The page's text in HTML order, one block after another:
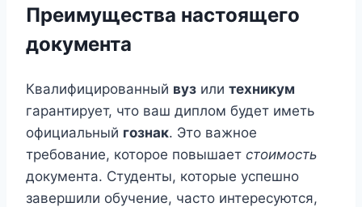
Преимущества настоящего
документа
Квалифицированный вуз или техникум
гарантирует, что ваш диплом будет иметь
официальный гознак. Это важное
требование, которое повышает стоимость
документа. Студенты, которые успешно
завершили обучение, часто интересуются,